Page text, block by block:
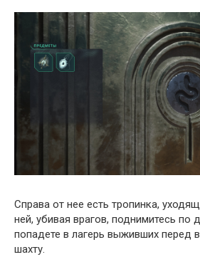
Справа от нее есть тропинка,
ней, убивая врагов, поднимитесь по
попадете в лагерь выживших перед
шахту.